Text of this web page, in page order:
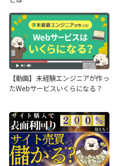
【動画】未経験エンジニアが作っ
たWebサービスいくらになる？